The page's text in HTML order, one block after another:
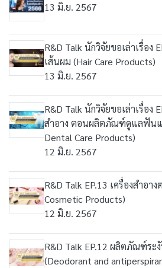
13 มิ.ย. 2567
R&D Talk นักวิจัยขอเล่าเรื่อ
เส้นผม (Hair Care Products)
13 มิ.ย. 2567
R&D Talk นักวิจัยขอเล่าเรื่อง
สำอาง ตอนผลิตภัณฑ์ดูแลฟันแ
Dental Care Products)
12 มิ.ย. 2567
R&D Talk EP.13 เครื่องสำอา
Cosmetic Products)
12 มิ.ย. 2567
R&D Talk EP.12 ผลิตภัณฑ์ระ
(Deodorant and